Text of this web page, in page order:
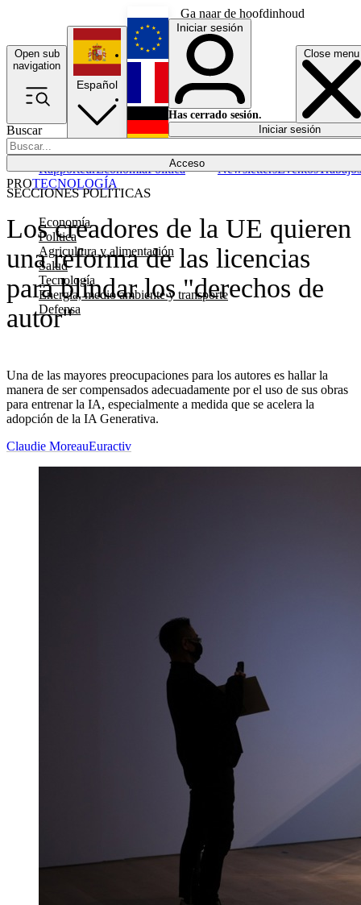
Ga naar de hoofdinhoud
Open sub
navigation
Close menu
Buscar
Acceso
SECCIONES POLÍTICAS
Economía
Política
Agricultura y alimentación
Salud
Tecnología
Energía, medio ambiente y transporte
Defensa
RapporteurEconomíaPolítica NewslettersEventosTrabajos
Español
English
Français
Iniciar sesión
Has cerrado sesión.
Iniciar sesión
Los creadores de la UE quieren
una reforma de las licencias
para blindar los "derechos de
autor"
Una de las mayores preocupaciones para los autores es hallar la
manera de ser compensados adecuadamente por el uso de sus obras
para entrenar la IA, especialmente a medida que se acelera la
adopción de la IA Generativa.
PROTECNOLOGÍA
Claudie MoreauEuractiv